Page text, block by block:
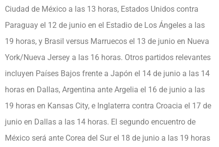
Ciudad de México a las 13 horas, Estados Unidos contra
Paraguay el 12 de junio en el Estadio de Los Ángeles a las
19 horas, y Brasil versus Marruecos el 13 de junio en Nueva
York/Nueva Jersey a las 16 horas. Otros partidos relevantes
incluyen Países Bajos frente a Japón el 14 de junio a las 14
horas en Dallas, Argentina ante Argelia el 16 de junio a las
19 horas en Kansas City, e Inglaterra contra Croacia el 17 de
junio en Dallas a las 14 horas. El segundo encuentro de
México será ante Corea del Sur el 18 de junio a las 19 horas